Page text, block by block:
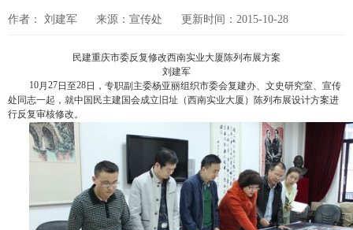
作者： 刘建军 来源：宣传处 更新时间：2015-10-28
民建重庆市委反复修改西南实业大厦陈列布展方案
刘建军
10月 27日至28日，专职副主委杨亚丽组织市委会复建办、文史研究室、宣传
处同志一起，就中国民主建国会成立旧址（西南实业大厦）陈列布展设计方案进
行反复审核修改。